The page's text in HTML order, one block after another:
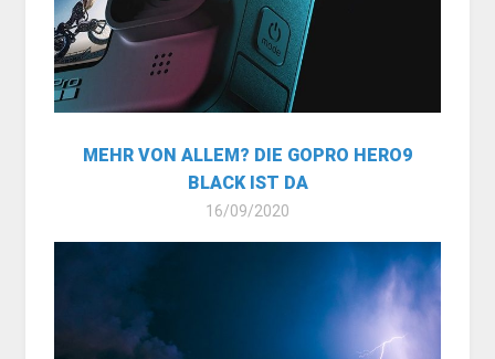
MEHR VON ALLEM? DIE GOPRO HERO9
BLACK IST DA
16/09/2020